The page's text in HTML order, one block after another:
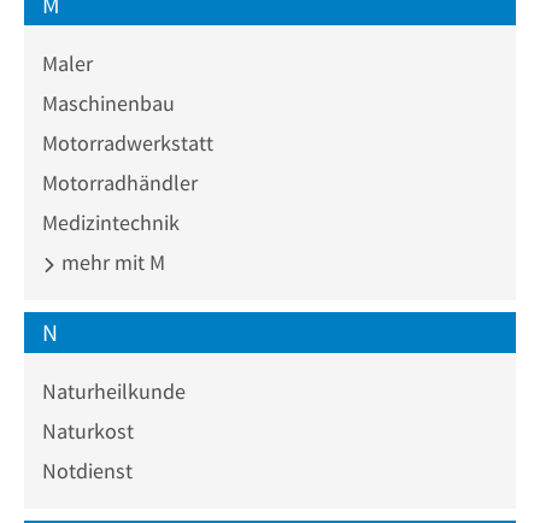
Maler
Maschinenbau
Motorradwerkstatt
Motorradhändler
Medizintechnik
mehr mit M
N
Naturheilkunde
Naturkost
Notdienst